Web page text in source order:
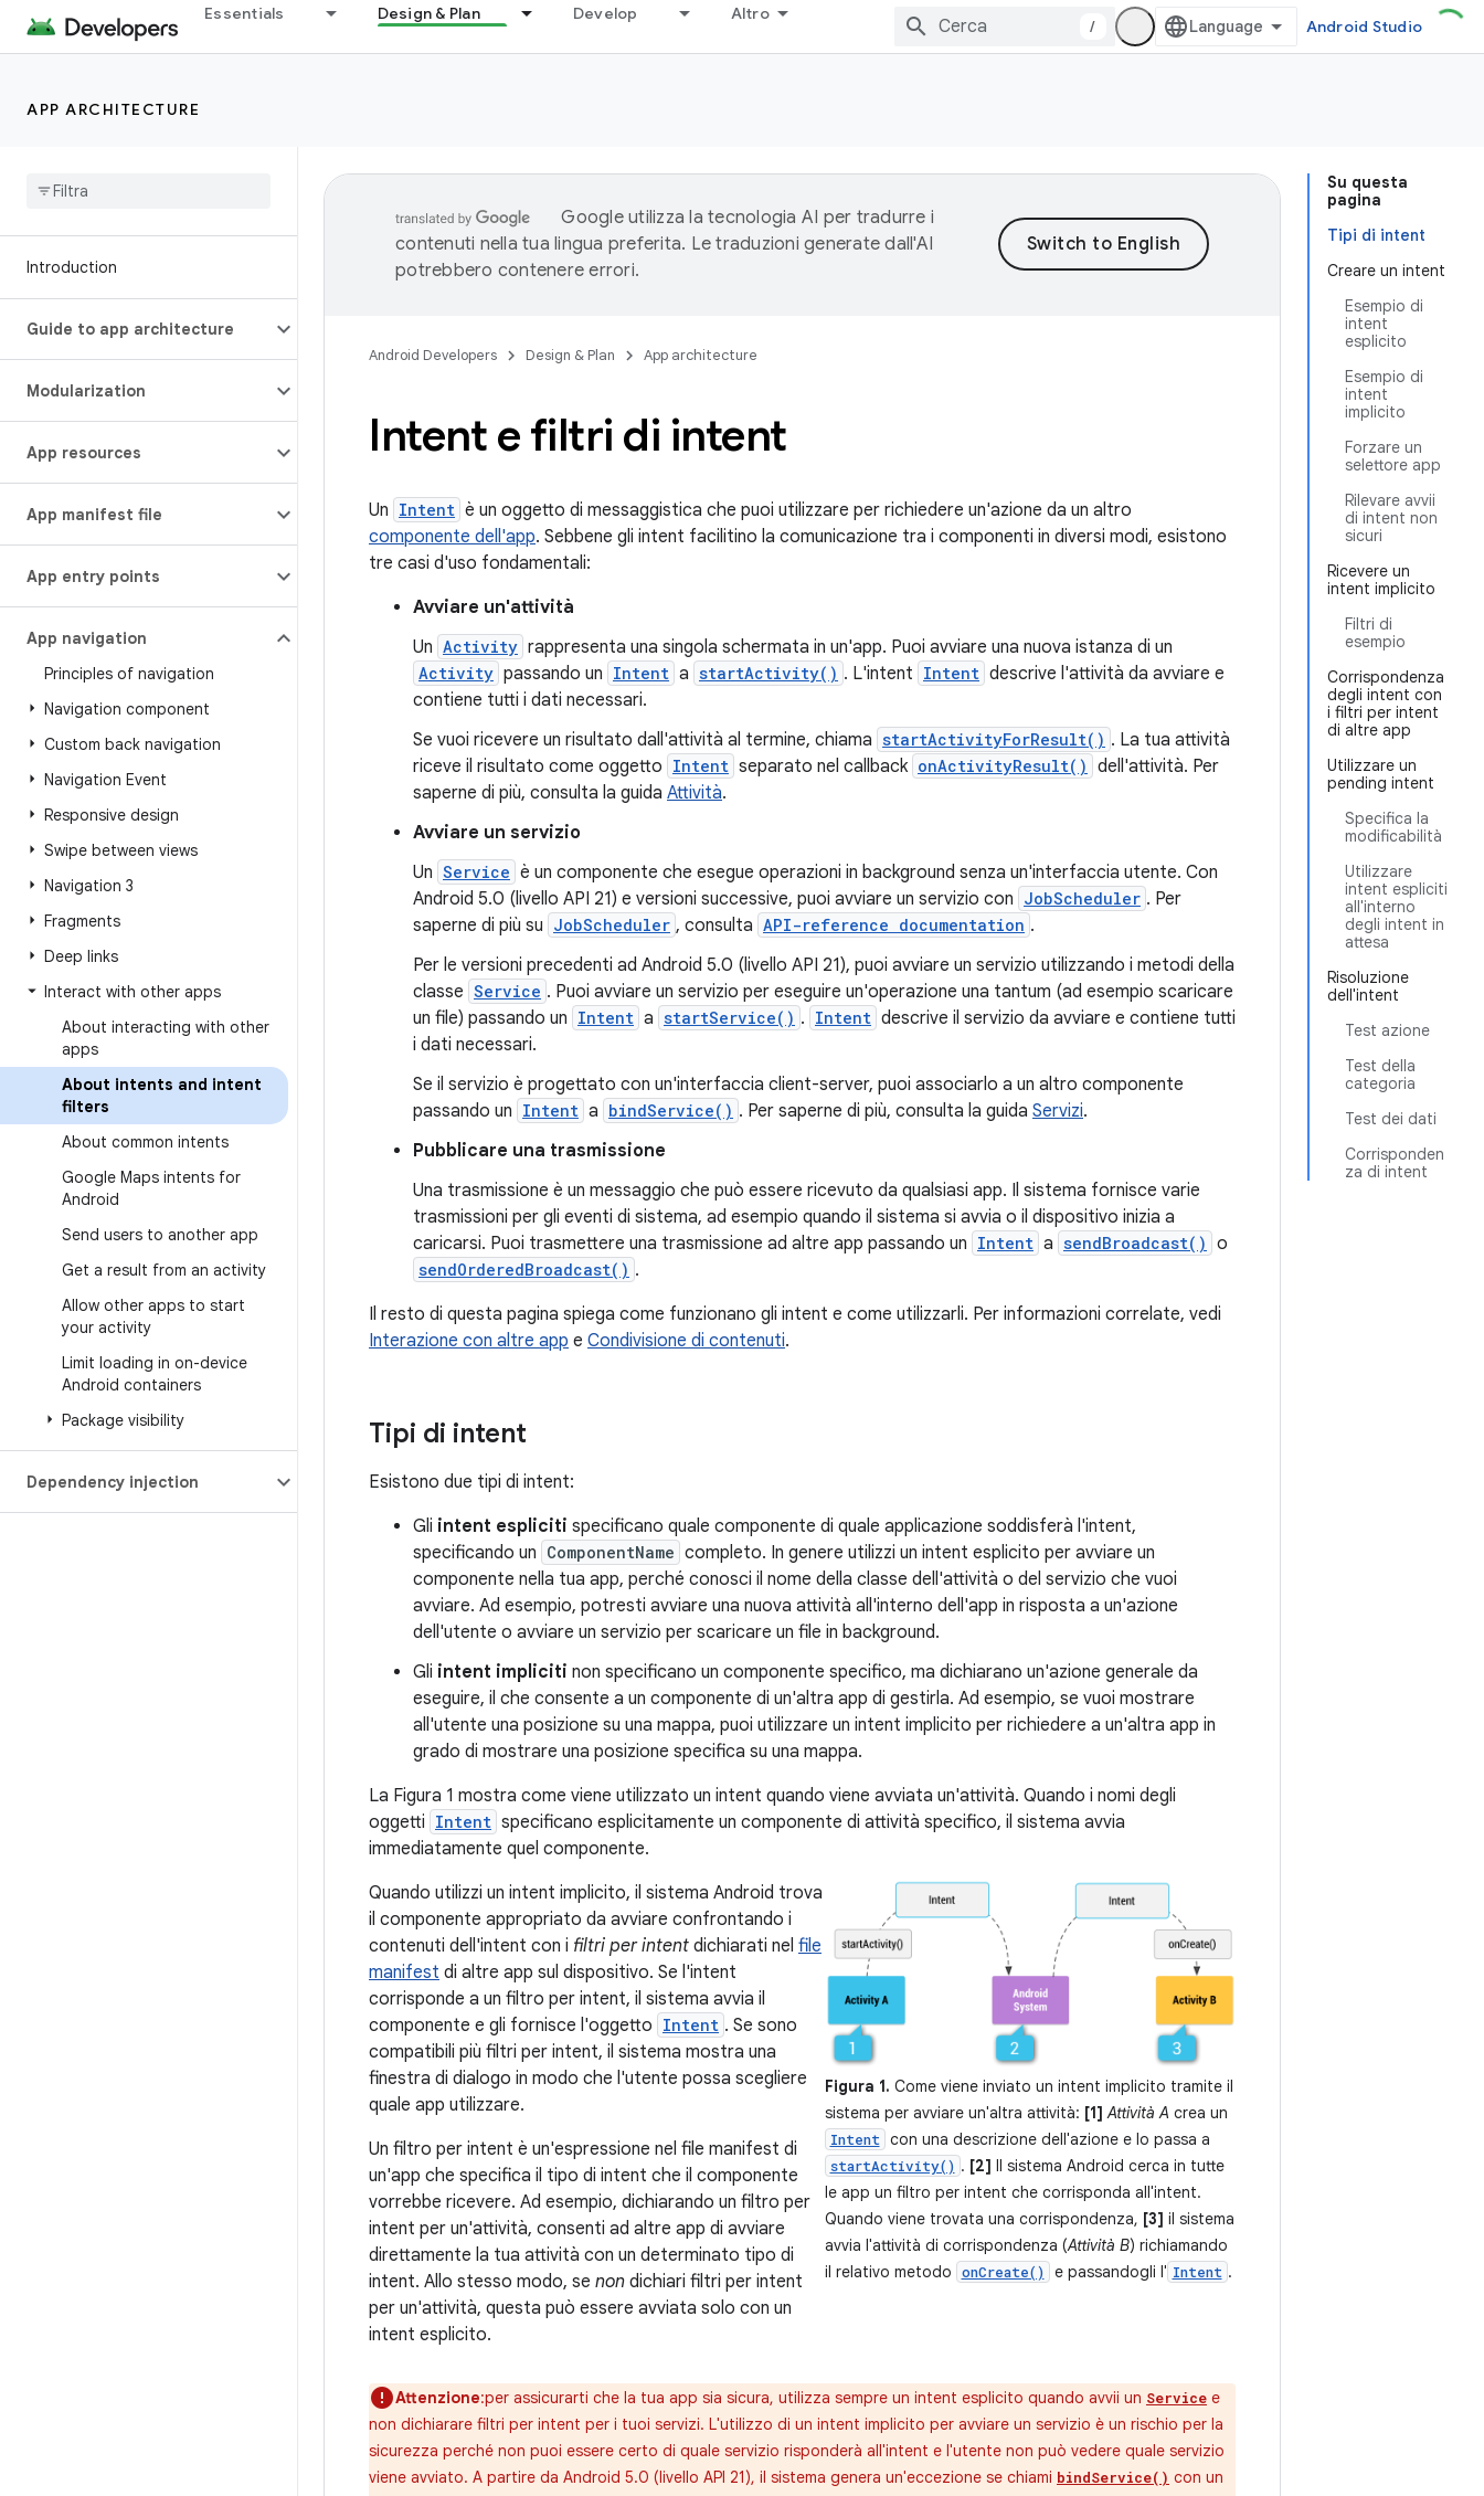
Essentials Design & Plan Develop Altro
/ Android Studio
APP ARCHITECTURE
Introduction
Guide to app architecture
Modularization
App resources
App manifest file
App entry points
App navigation
Principles of navigation
Navigation component
Custom back navigation
Navigation Event
Responsive design
Swipe between views
Navigation 3
Fragments
Deep links
Interact with other apps
About interacting with other
apps
About intents and intent
filters
About common intents
Google Maps intents for
Android
Send users to another app
Get a result from an activity
Allow other apps to start
your activity
Limit loading in on-device
Android containers
Package visibility
Dependency injection
Su questa
pagina
Tipi di intent
Creare un intent
Esempio di
intent
esplicito
Esempio di
intent
implicito
Forzare un
selettore app
Rilevare avvii
di intent non
sicuri
Ricevere un
intent implicito
Filtri di
esempio
Corrispondenza
degli intent con
i filtri per intent
di altre app
Utilizzare un
pending intent
Specifica la
modificabilità
Utilizzare
intent espliciti
all'interno
degli intent in
attesa
Risoluzione
dell'intent
Test azione
Test della
categoria
Test dei dati
Corrisponden
za di intent
Google utilizza la tecnologia AI per tradurre i
contenuti nella tua lingua preferita. Le traduzioni generate dall'AI
potrebbero contenere errori.
Android Developers Design & Plan App architecture
Intent e filtri di intent
Un Intent è un oggetto di messaggistica che puoi utilizzare per richiedere un'azione da un altro
componente dell'app. Sebbene gli intent facilitino la comunicazione tra i componenti in diversi modi, esistono
tre casi d'uso fondamentali:
Avviare un'attività
Un Activity rappresenta una singola schermata in un'app. Puoi avviare una nuova istanza di un
Activity passando un Intent a startActivity() . L'intent Intent descrive l'attività da avviare e
contiene tutti i dati necessari.
Se vuoi ricevere un risultato dall'attività al termine, chiama startActivityForResult() . La tua attività
riceve il risultato come oggetto Intent separato nel callback onActivityResult() dell'attività. Per
saperne di più, consulta la guida Attività.
Avviare un servizio
Un Service è un componente che esegue operazioni in background senza un'interfaccia utente. Con
Android 5.0 (livello API 21) e versioni successive, puoi avviare un servizio con JobScheduler . Per
saperne di più su JobScheduler , consulta API-reference documentation .
Per le versioni precedenti ad Android 5.0 (livello API 21), puoi avviare un servizio utilizzando i metodi della
classe Service . Puoi avviare un servizio per eseguire un'operazione una tantum (ad esempio scaricare
un file) passando un Intent a startService() . Intent descrive il servizio da avviare e contiene tutti
i dati necessari.
Se il servizio è progettato con un'interfaccia client-server, puoi associarlo a un altro componente
passando un Intent a bindService() . Per saperne di più, consulta la guida Servizi.
Pubblicare una trasmissione
Una trasmissione è un messaggio che può essere ricevuto da qualsiasi app. Il sistema fornisce varie
trasmissioni per gli eventi di sistema, ad esempio quando il sistema si avvia o il dispositivo inizia a
caricarsi. Puoi trasmettere una trasmissione ad altre app passando un Intent a sendBroadcast() o
sendOrderedBroadcast() .
Il resto di questa pagina spiega come funzionano gli intent e come utilizzarli. Per informazioni correlate, vedi
Interazione con altre app e Condivisione di contenuti.
Tipi di intent
Esistono due tipi di intent:
Gli intent espliciti specificano quale componente di quale applicazione soddisferà l'intent,
specificando un ComponentName completo. In genere utilizzi un intent esplicito per avviare un
componente nella tua app, perché conosci il nome della classe dell'attività o del servizio che vuoi
avviare. Ad esempio, potresti avviare una nuova attività all'interno dell'app in risposta a un'azione
dell'utente o avviare un servizio per scaricare un file in background.
Gli intent impliciti non specificano un componente specifico, ma dichiarano un'azione generale da
eseguire, il che consente a un componente di un'altra app di gestirla. Ad esempio, se vuoi mostrare
all'utente una posizione su una mappa, puoi utilizzare un intent implicito per richiedere a un'altra app in
grado di mostrare una posizione specifica su una mappa.
La Figura 1 mostra come viene utilizzato un intent quando viene avviata un'attività. Quando i nomi degli
oggetti Intent specificano esplicitamente un componente di attività specifico, il sistema avvia
immediatamente quel componente.
Figura 1. Come viene inviato un intent implicito tramite il
sistema per avviare un'altra attività: [1] Attività A crea un
Intent con una descrizione dell'azione e lo passa a
startActivity() . [2] Il sistema Android cerca in tutte
le app un filtro per intent che corrisponda all'intent.
Quando viene trovata una corrispondenza, [3] il sistema
avvia l'attività di corrispondenza (Attività B) richiamando
il relativo metodo
onCreate() e passandogli l' Intent .
Quando utilizzi un intent implicito, il sistema Android trova
il componente appropriato da avviare confrontando i
contenuti dell'intent con i filtri per intent dichiarati nel file
manifest di altre app sul dispositivo. Se l'intent
corrisponde a un filtro per intent, il sistema avvia il
componente e gli fornisce l'oggetto Intent . Se sono
compatibili più filtri per intent, il sistema mostra una
finestra di dialogo in modo che l'utente possa scegliere
quale app utilizzare.
Un filtro per intent è un'espressione nel file manifest di
un'app che specifica il tipo di intent che il componente
vorrebbe ricevere. Ad esempio, dichiarando un filtro per
intent per un'attività, consenti ad altre app di avviare
direttamente la tua attività con un determinato tipo di
intent. Allo stesso modo, se non dichiari filtri per intent
per un'attività, questa può essere avviata solo con un
intent esplicito.
Attenzione:per assicurarti che la tua app sia sicura, utilizza sempre un intent esplicito quando avvii un Service e
non dichiarare filtri per intent per i tuoi servizi. L'utilizzo di un intent implicito per avviare un servizio è un rischio per la
sicurezza perché non puoi essere certo di quale servizio risponderà all'intent e l'utente non può vedere quale servizio
viene avviato. A partire da Android 5.0 (livello API 21), il sistema genera un'eccezione se chiami bindService() con un